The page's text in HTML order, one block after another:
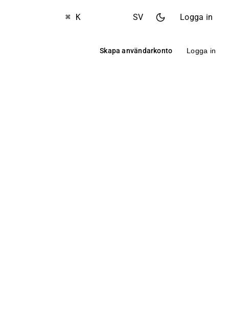
⌘ K SV Logga in
Skapa användarkonto Logga in